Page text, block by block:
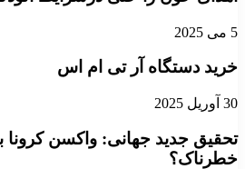
5 می 2025
خرید دستگاه آر تی ام اس
30 آوریل 2025
تحقیق جدید جهانی: واکسن
خطرناک؟